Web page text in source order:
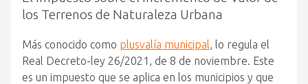
los Terrenos de Naturaleza Urbana
Más conocido como plusvalía municipal, lo regula el
Real Decreto-ley 26/2021, de 8 de noviembre. Este
es un impuesto que se aplica en los municipios y que